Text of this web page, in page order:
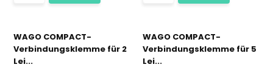
WAGO COMPACT-
Verbindungsklemme für 2
Lei...
WAGO COMPACT-
Verbindungsklemme für 5
Lei...